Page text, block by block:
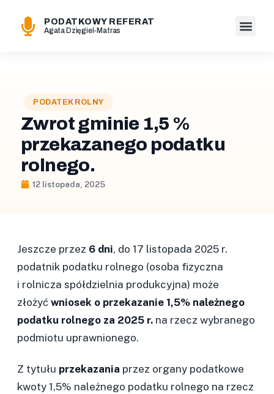
PODATKOWY REFERAT
Agata Dzięgiel-Matras
PODATEK ROLNY
Zwrot gminie 1,5 %
przekazanego podatku
rolnego.
12 listopada, 2025
Jeszcze przez 6 dni, do 17 listopada 2025 r.
podatnik podatku rolnego (osoba fizyczna
i rolnicza spółdzielnia produkcyjna) może
złożyć wniosek o przekazanie 1,5% należnego
podatku rolnego za 2025 r. na rzecz wybranego
podmiotu uprawnionego.
Z tytułu przekazania przez organy podatkowe
kwoty 1,5% należnego podatku rolnego na rzecz